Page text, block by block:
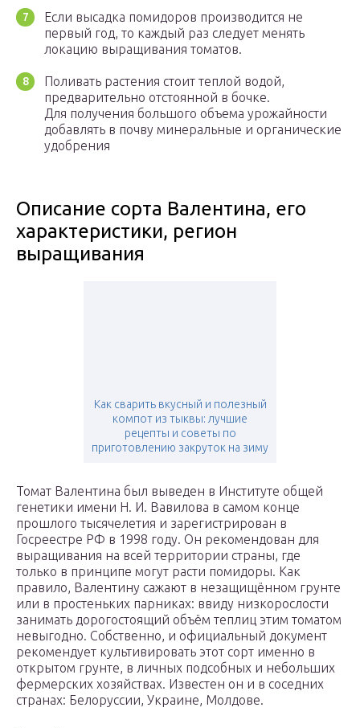
Если высадка помидоров производится не
первый год, то каждый раз следует менять
локацию выращивания томатов.
Поливать растения стоит теплой водой,
предварительно отстоянной в бочке.
Для получения большого объема урожайности
добавлять в почву минеральные и органические
удобрения
Описание сорта Валентина, его
характеристики, регион
выращивания
Как сварить вкусный и полезный
компот из тыквы: лучшие
рецепты и советы по
приготовлению закруток на зиму
Томат Валентина был выведен в Институте общей
генетики имени Н. И. Вавилова в самом конце
прошлого тысячелетия и зарегистрирован в
Госреестре РФ в 1998 году. Он рекомендован для
выращивания на всей территории страны, где
только в принципе могут расти помидоры. Как
правило, Валентину сажают в незащищённом грунте
или в простеньких парниках: ввиду низкорослости
занимать дорогостоящий объём теплиц этим томатом
невыгодно. Собственно, и официальный документ
рекомендует культивировать этот сорт именно в
открытом грунте, в личных подсобных и небольших
фермерских хозяйствах. Известен он и в соседних
странах: Белоруссии, Украине, Молдове.